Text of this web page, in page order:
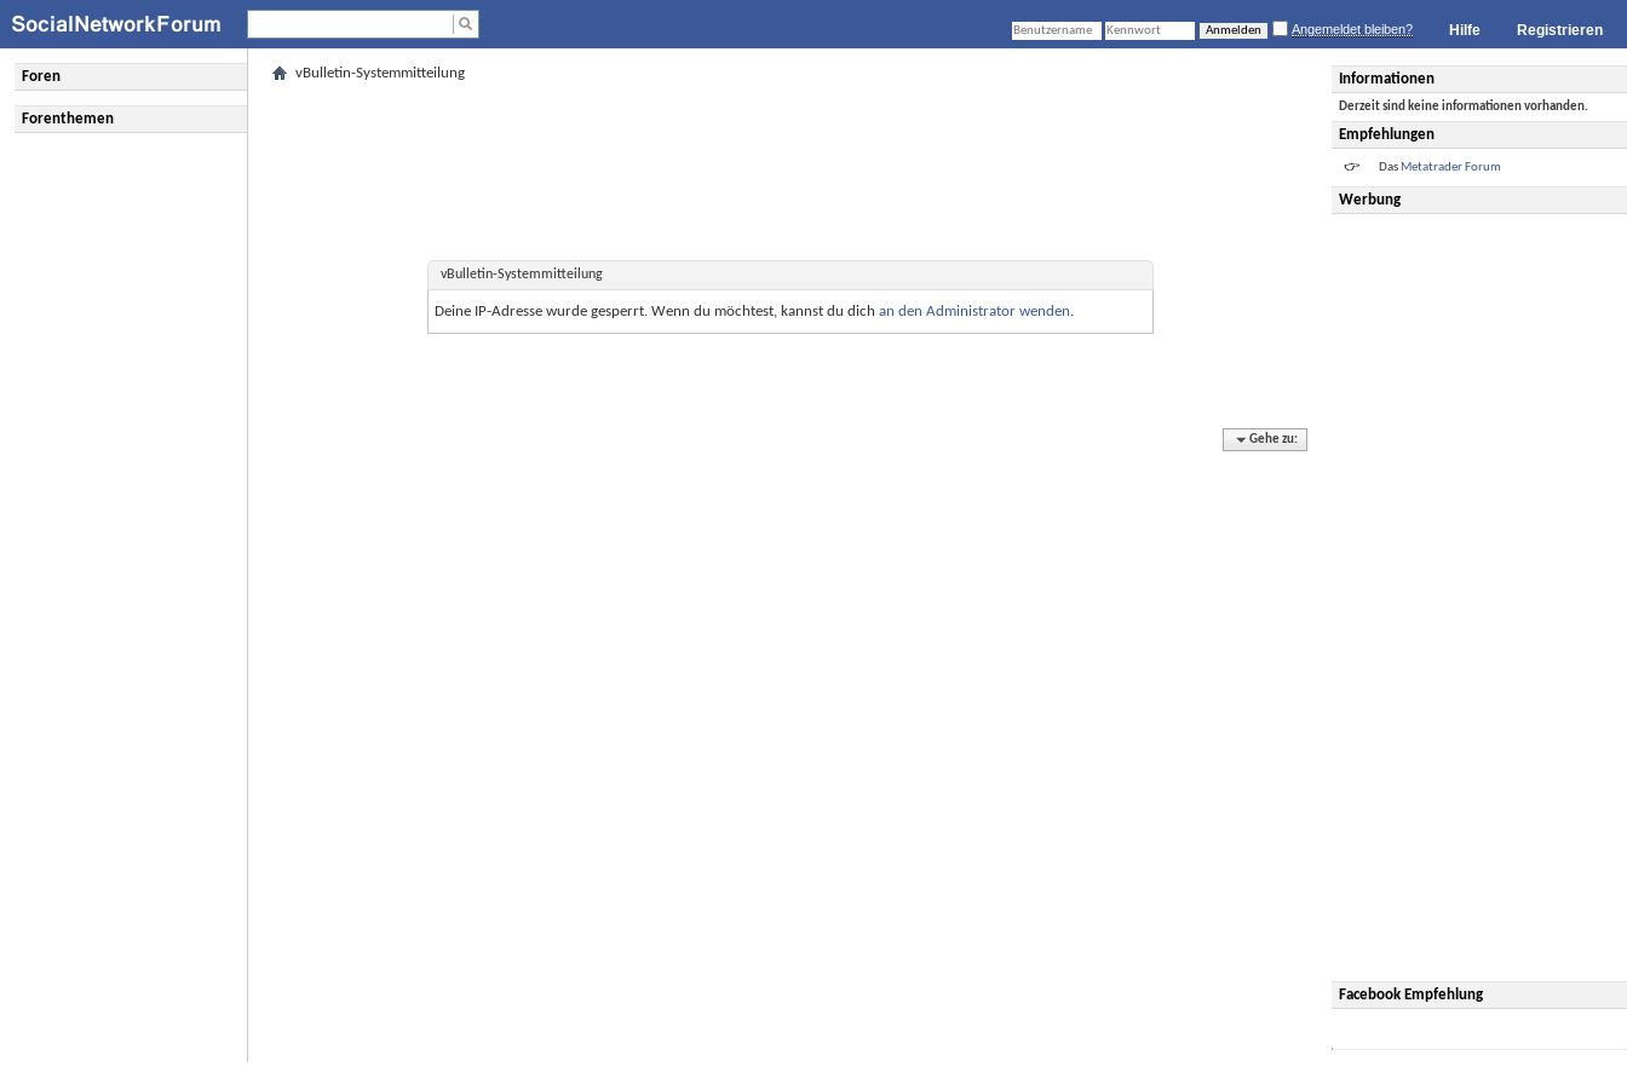
Registrieren
Hilfe
Angemeldet bleiben?
Informationen
Derzeit sind keine informationen vorhanden.
Empfehlungen
Das Metatrader Forum
Werbung
Facebook Empfehlung
Foren
Forenthemen
vBulletin-Systemmitteilung
vBulletin-Systemmitteilung
Deine IP-Adresse wurde gesperrt. Wenn du möchtest, kannst du dich an den Administrator wenden.
Gehe zu: